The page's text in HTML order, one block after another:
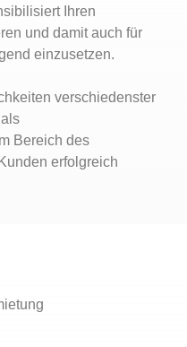
Ihren
und damit auch für
einzusetzen.
verschiedenster
Bereich des
erfolgreich